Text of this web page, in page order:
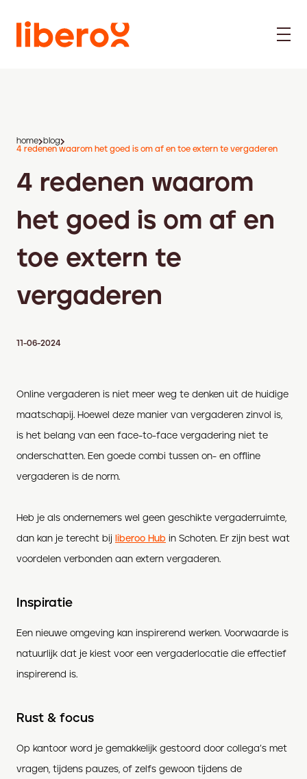
home
blog
4 redenen waarom het goed is om af en toe extern te vergaderen
4 redenen waarom
het goed is om af en
toe extern te
vergaderen
11-06-2024
Online vergaderen is niet meer weg te denken uit de huidige
maatschapij. Hoewel deze manier van vergaderen zinvol is,
is het belang van een face-to-face vergadering niet te
onderschatten. Een goede combi tussen on- en offline
vergaderen is de norm.
Heb je als ondernemers wel geen geschikte vergaderruimte,
dan kan je terecht bij liberoo Hub in Schoten. Er zijn best wat
voordelen verbonden aan extern vergaderen.
Inspiratie
Een nieuwe omgeving kan inspirerend werken. Voorwaarde is
natuurlijk dat je kiest voor een vergaderlocatie die effectief
inspirerend is.
Rust & focus
Op kantoor word je gemakkelijk gestoord door collega’s met
vragen, tijdens pauzes, of zelfs gewoon tijdens de